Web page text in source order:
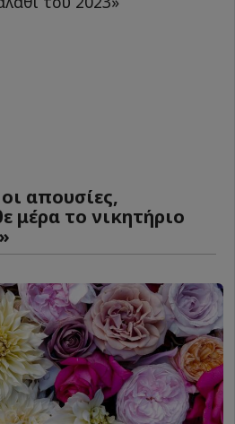
απουσίες,
μέρα το νικητήριο